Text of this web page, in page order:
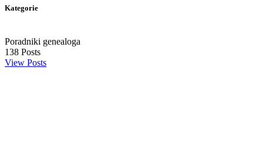
Kategorie
Poradniki genealoga
138 Posts
View Posts